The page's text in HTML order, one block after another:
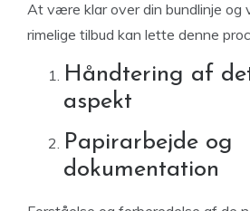
At være klar over din bundlinje
rimelige tilbud kan lette denne
Håndtering af
aspekt
Papirarbejde og
dokumentation